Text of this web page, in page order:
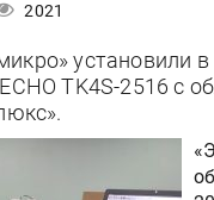
2021
установили
TK4S-2516 с